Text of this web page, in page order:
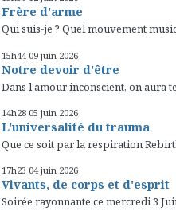
Frère d'arme
Qui suis-je ? Quel mouvement
15h44 09 juin 2026
Notre devoir d'être
Dans l'amour inconscient, on aura
14h28 05 juin 2026
L'universalité du trauma
Que ce soit par la respiration
17h23 04 juin 2026
Vivants, de corps et d'esprit
Soirée rayonnante ce mercredi 3